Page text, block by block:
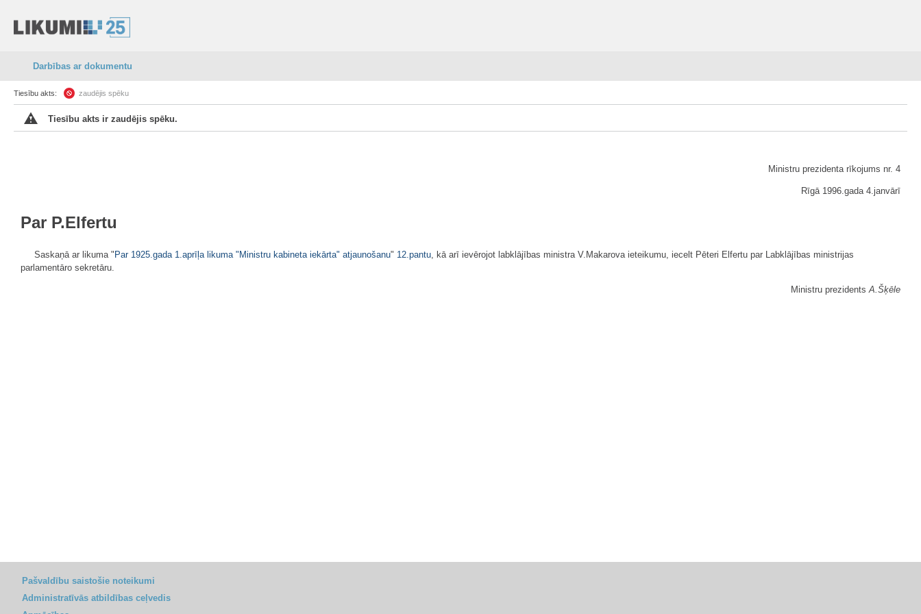
Darbības ar dokumentu
Tiesību akts: zaudējis spēku
Tiesību akts ir zaudējis spēku.
Ministru prezidenta rīkojums nr. 4
Rīgā 1996.gada 4.janvārī
Par P.Elfertu
Saskaņā ar likuma " Par 1925.gada 1.aprīļa likuma "Ministru kabineta iekārta" atjaunošanu" 12.pantu, kā arī ievērojot labklājības ministra V.Makarova ieteikumu, iecelt Pēteri Elfertu par Labklājības ministrijas
parlamentāro sekretāru.
Ministru prezidentsA.Šķēle
Pašvaldību saistošie noteikumi
Administratīvās atbildības ceļvedis